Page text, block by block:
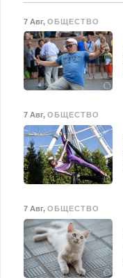
7 Авг, ОБЩЕСТВО
7 Авг, ОБЩЕСТВО
7 Авг, ОБЩЕСТВО